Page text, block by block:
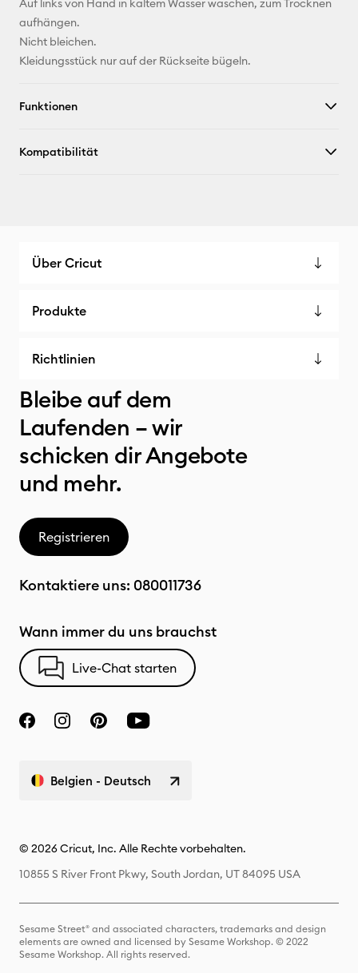
Auf links von Hand in kaltem Wasser waschen, zum Trocknen
aufhängen.
Nicht bleichen.
Kleidungsstück nur auf der Rückseite bügeln.
Funktionen
Kompatibilität
Über Cricut
Produkte
Richtlinien
Bleibe auf dem
Laufenden – wir
schicken dir Angebote
und mehr.
Registrieren
Kontaktiere uns: 080011736
Wann immer du uns brauchst
Live-Chat starten
Belgien - Deutsch
© 2026 Cricut, Inc. Alle Rechte vorbehalten.
10855 S River Front Pkwy, South Jordan, UT 84095 USA
Sesame Street® and associated characters, trademarks and design
elements are owned and licensed by Sesame Workshop. © 2022
Sesame Workshop. All rights reserved.